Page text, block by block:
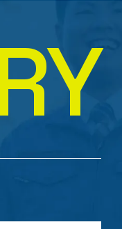
遵守致します。
取引先様、当社
るすべての方々
対象として、当社
Y